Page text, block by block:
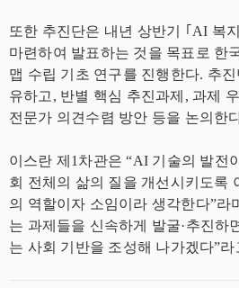
또한 추진단은 내년 상반기 ｢AI 복
마련하여 발표하는 것을 목표로 한
맵 수립 기초 연구를 진행한다. 추
유하고, 반별 핵심 추진과제, 과제
전문가 의견수렴 방안 등을 논의한
이스란 제1차관은 “AI 기술의 발전
회 전체의 삶의 질을 개선시키도록
의 역할이자 소임이라 생각한다”라
는 과제들을 신속하게 발굴·추진하
는 사회 기반을 조성해 나가겠다”라